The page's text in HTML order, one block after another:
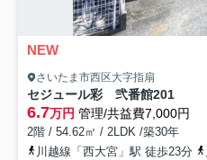
NEW
さいたま市西区大字指扇
セジュール彩 弐番館201
6.7万円 管理/共益費7,000円
2階 / 54.62㎡ / 2LDK /築30年
川越線「西大宮」駅 徒歩23分